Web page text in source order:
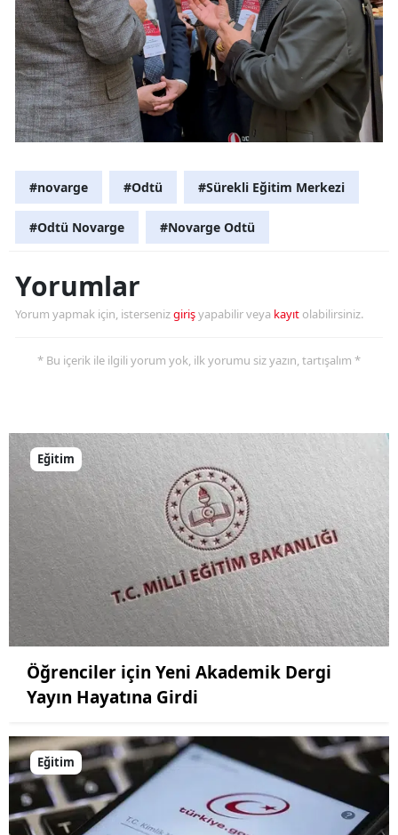
#novarge #Odtü #Sürekli Eğitim Merkezi
#Odtü Novarge #Novarge Odtü
Yorumlar
Yorum yapmak için, istersenizgirişyapabilir veya kayıt olabilirsiniz.
* Bu içerik ile ilgili yorum yok, ilk yorumu siz yazın, tartışalım *
Eğitim
Öğrenciler için Yeni Akademik Dergi
Yayın Hayatına Girdi
Eğitim